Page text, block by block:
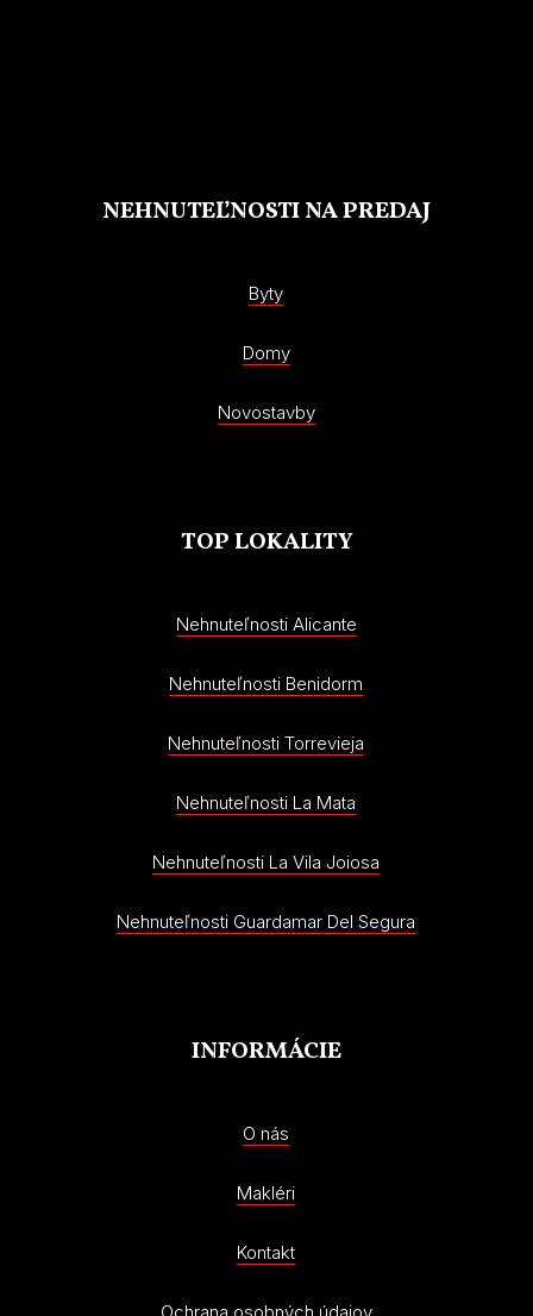
NEHNUTEĽNOSTI NA PREDAJ
Byty
Domy
Novostavby
TOP LOKALITY
Nehnuteľnosti Alicante
Nehnuteľnosti Benidorm
Nehnuteľnosti Torrevieja
Nehnuteľnosti La Mata
Nehnuteľnosti La Vila Joiosa
Nehnuteľnosti Guardamar Del Segura
INFORMÁCIE
O nás
Makléri
Kontakt